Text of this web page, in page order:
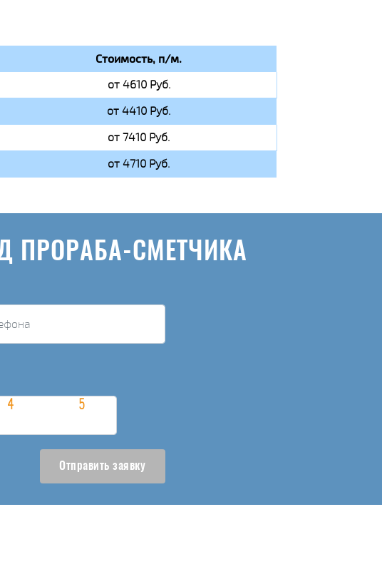
Стоимость, п/м.
от 4610 Руб.
от 4410 Руб.
от 7410 Руб.
от 4710 Руб.
ПРОРАБА-СМЕТЧИКА
Отправить заявку